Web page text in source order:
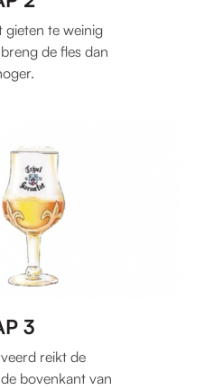
gieten te weinig
de fles dan
3
reikt de
bovenkant van